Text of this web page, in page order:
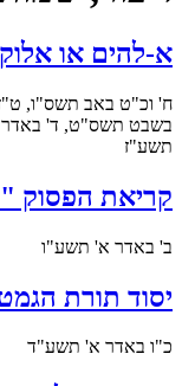
א-להים או
ח' וכ"ט באב תשס"ו,
בשבט תשס"ט, ד'
תשע"ז
קריאת הפסוק
ב' באדר א' תשע"ו
יסוד תורת
כ"ו באדר א' תשע"ד